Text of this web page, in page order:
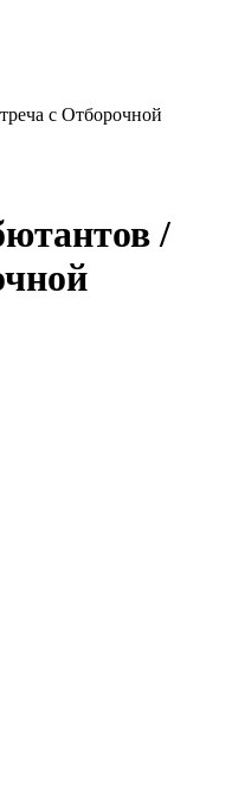
с Отборочной
/